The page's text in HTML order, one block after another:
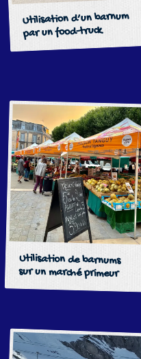
Utilisation d’un barnum
par un food-truck
Utilisation de barnums
sur un marché primeur